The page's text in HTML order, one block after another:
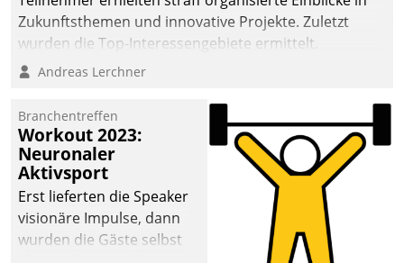
Zukunftsthemen und innovative Projekte. Zuletzt
wurden die Top-Interessengebiete ermittelt.
Andreas Lerchner
Branchentreffen
Workout 2023:
Neuronaler
Aktivsport
Erst lieferten die Speaker
visionäre Impulse, dann
wurden die Gäste selbst